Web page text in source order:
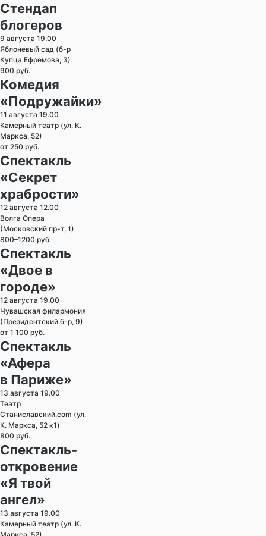
Стендап
блогеров
9 августа 19.00
Яблоневый сад (б-р
Купца Ефремова, 3)
900 руб.
Комедия
«Подружайки»
11 августа 19.00
Камерный театр (ул. К.
Маркса, 52)
от 250 руб.
Спектакль
«Секрет
храбрости»
12 августа 12.00
Волга Опера
(Московский пр-т, 1)
800–1200 руб.
Спектакль
«Двое в
городе»
12 августа 19.00
Чувашская филармония
(Президентский б-р, 9)
от 1 100 руб.
Спектакль
«Афера
в Париже»
13 августа 19.00
Театр
Станиславский.com (ул.
К. Маркса, 52 к1)
800 руб.
Спектакль-
откровение
«Я твой
ангел»
13 августа 19.00
Камерный театр (ул. К.